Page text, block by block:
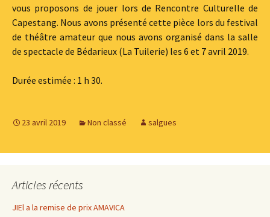
vous proposons de jouer lors de Rencontre Culturelle de
Capestang. Nous avons présenté cette pièce lors du festival
de théâtre amateur que nous avons organisé dans la salle
de spectacle de Bédarieux (La Tuilerie) les 6 et 7 avril 2019.
Durée estimée : 1 h 30.
23 avril 2019 Non classé salgues
Articles récents
JIEl a la remise de prix AMAVICA